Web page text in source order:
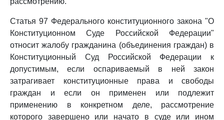
Статья 97 Федерального конституционного закона "О
Конституционном Суде Российской Федерации"
относит жалобу гражданина (объединения граждан) в
Конституционный Суд Российской Федерации к
допустимым, если оспариваемый в ней закон
затрагивает конституционные права и свободы
граждан и если он применен или подлежит
применению в конкретном деле, рассмотрение
которого завершено или начато в суде или ином